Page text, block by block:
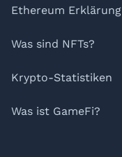
Ethereum Erklärung
Was sind NFTs?
Krypto-Statistiken
Was ist GameFi?